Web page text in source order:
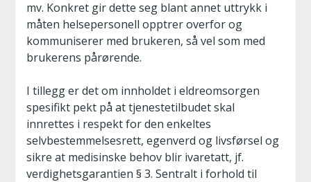
mv. Konkret gir dette seg blant annet uttrykk i
måten helsepersonell opptrer overfor og
kommuniserer med brukeren, så vel som med
brukerens pårørende.
I tillegg er det om innholdet i eldreomsorgen
spesifikt pekt på at tjenestetilbudet skal
innrettes i respekt for den enkeltes
selvbestemmelsesrett, egenverd og livsførsel og
sikre at medisinske behov blir ivaretatt, jf.
verdighetsgarantien § 3. Sentralt i forhold til